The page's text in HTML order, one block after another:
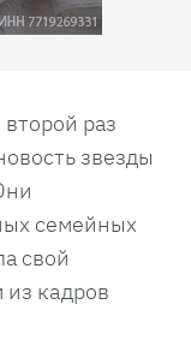
второй раз
звезды
семейных
свой
кадров